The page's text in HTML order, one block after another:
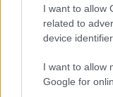
I want to allow
related to
device
I want to allow
Google for
Raid
la